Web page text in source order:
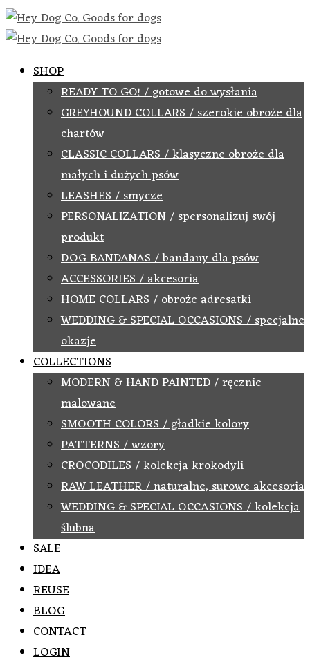
SHOP
READY TO GO! / gotowe do wysłania
GREYHOUND COLLARS / szerokie obroże dla
chartów
CLASSIC COLLARS / klasyczne obroże dla
małych i dużych psów
LEASHES / smycze
PERSONALIZATION / spersonalizuj swój
produkt
DOG BANDANAS / bandany dla psów
ACCESSORIES / akcesoria
HOME COLLARS / obroże adresatki
WEDDING & SPECIAL OCCASIONS / specjalne
okazje
COLLECTIONS
MODERN & HAND PAINTED / ręcznie
malowane
SMOOTH COLORS / gładkie kolory
PATTERNS / wzory
CROCODILES / kolekcja krokodyli
RAW LEATHER / naturalne, surowe akcesoria
WEDDING & SPECIAL OCCASIONS / kolekcja
ślubna
SALE
IDEA
REUSE
BLOG
CONTACT
LOGIN